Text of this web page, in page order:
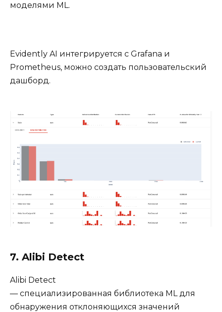
моделями ML.
Evidently AI интегрируется с Grafana и
Prometheus, можно создать пользовательский
дашборд.
7. Alibi Detect
Alibi Detect
— специализированная библиотека ML для
обнаружения отклоняющихся значений